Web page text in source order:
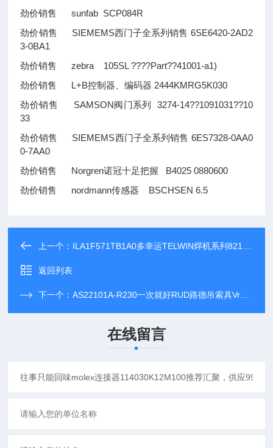
劲价销售 sunfab SCP084R
劲价销售 SIEMEMS西门子全系列销售 6SE6420-2AD2
3-0BA1
劲价销售 zebra 105SL????Part??41001-a1)
劲价销售 L+B控制器、编码器 2444KMRG5K030
劲价销售 SAMSON阀门系列 3274-14??1091031??10
33
劲价销售 SIEMEMS西门子全系列销售 6ES7328-0AA0
0-7AA0
劲价销售 Norgren诺冠十足把握 B4025 0880600
劲价销售 nordmann传感器 BSCHSEN 6.5
上一个： ILA1F571TB1A0多幸运TELWIN焊机系列8210117推荐汇聚，供应M22-A
返回列表
下一个：AS22101A-R230一次就好RUD路德吊索具Vrs-f-m48推荐汇聚，供应182747
在线留言